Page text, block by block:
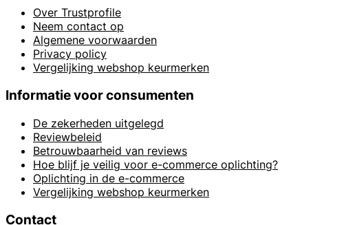
Over Trustprofile
Neem contact op
Algemene voorwaarden
Privacy policy
Vergelijking webshop keurmerken
Informatie voor consumenten
De zekerheden uitgelegd
Reviewbeleid
Betrouwbaarheid van reviews
Hoe blijf je veilig voor e-commerce oplichting?
Oplichting in de e-commerce
Vergelijking webshop keurmerken
Contact